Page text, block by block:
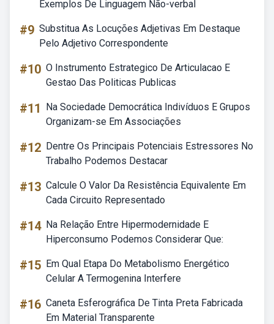
Exemplos De Linguagem Não-verbal
#9 Substitua As Locuções Adjetivas Em Destaque
Pelo Adjetivo Correspondente
#10 O Instrumento Estrategico De Articulacao E
Gestao Das Politicas Publicas
#11
Na Sociedade Democrática Indivíduos E Grupos
Organizam-se Em Associações
#12 Dentre Os Principais Potenciais Estressores No
Trabalho Podemos Destacar
#13 Calcule O Valor Da Resistência Equivalente Em
Cada Circuito Representado
#14 Na Relação Entre Hipermodernidade E
Hiperconsumo Podemos Considerar Que:
#15 Em Qual Etapa Do Metabolismo Energético
Celular A Termogenina Interfere
#16 Caneta Esferográfica De Tinta Preta Fabricada
Em Material Transparente